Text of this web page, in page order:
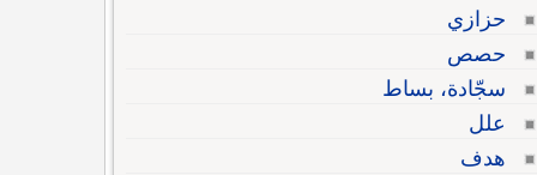
حزازي
حصص
سجّادة، بساط
علل
هدف